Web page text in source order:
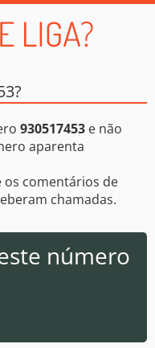
930517453 e não
aparenta
os comentários de
chamadas.
número